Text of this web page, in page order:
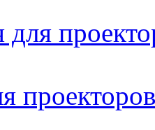
проекторов